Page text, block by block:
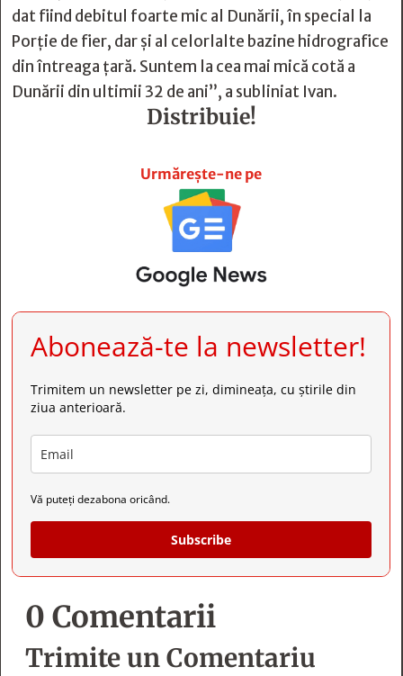
dat fiind debitul foarte mic al Dunării, în special la
Porţie de fier, dar şi al celorlalte bazine hidrografice
din întreaga ţară. Suntem la cea mai mică cotă a
Dunării din ultimii 32 de ani”, a subliniat Ivan.
Distribuie!
Urmărește-ne pe
Abonează-te la newsletter!
Trimitem un newsletter pe zi, dimineața, cu știrile din
ziua anterioară.
Vă puteți dezabona oricând.
Subscribe
0 Comentarii
Trimite un Comentariu